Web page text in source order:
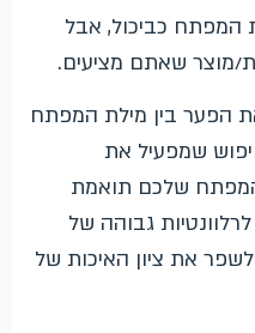
המפתח כביכול, אבל
מוצר שאתם מציעים.
הפער בין מילת המפתח
שמפעיל את
שלכם תואמת
גבוהה של
את ציון האיכות של